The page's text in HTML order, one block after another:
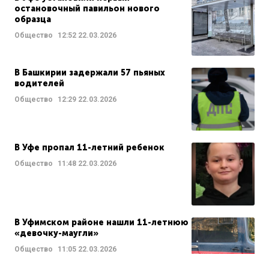
остановочный павильон нового
образца
Общество 12:52 22.03.2026
В Башкирии задержали 57 пьяных
водителей
Общество 12:29 22.03.2026
В Уфе пропал 11-летний ребенок
Общество 11:48 22.03.2026
В Уфимском районе нашли 11-летнюю
«девочку-маугли»
Общество 11:05 22.03.2026